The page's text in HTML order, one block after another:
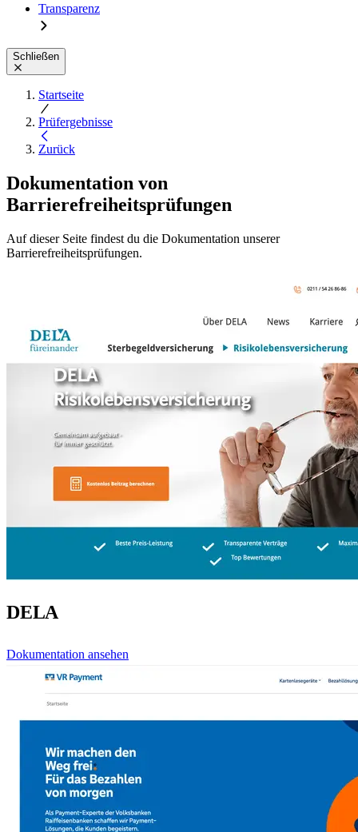
Transparenz
Schließen
Startseite
Prüfergebnisse
Zurück
Dokumentation von
Barrierefreiheitsprüfungen
Auf dieser Seite findest du die Dokumentation unserer
Barrierefreiheitsprüfungen.
DELA
Dokumentation ansehen